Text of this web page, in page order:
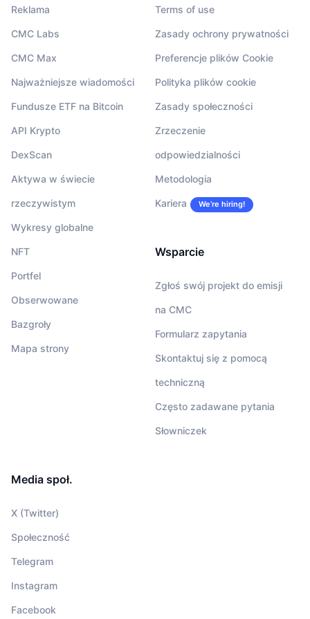
Reklama
CMC Labs
CMC Max
Najważniejsze wiadomości
Fundusze ETF na Bitcoin
API Krypto
DexScan
Aktywa w świecie
rzeczywistym
Wykresy globalne
NFT
Portfel
Obserwowane
Bazgroły
Mapa strony
Terms of use
Zasady ochrony prywatności
Preferencje plików Cookie
Polityka plików cookie
Zasady społeczności
Zrzeczenie
odpowiedzialności
Metodologia
Kariera We’re hiring!
Wsparcie
Zgłoś swój projekt do emisji
na CMC
Formularz zapytania
Skontaktuj się z pomocą
techniczną
Często zadawane pytania
Słowniczek
Media społ.
X (Twitter)
Społeczność
Telegram
Instagram
Facebook